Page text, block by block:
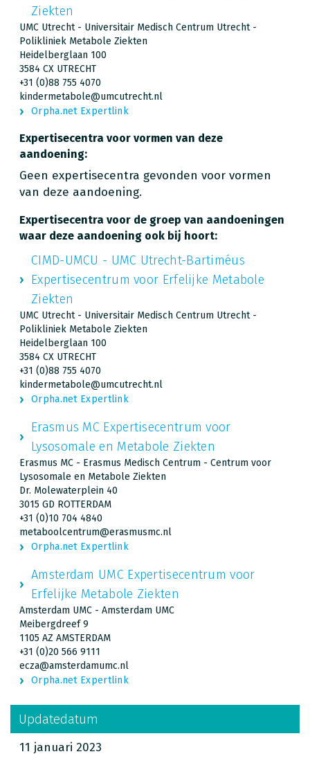
Ziekten
UMC Utrecht - Universitair Medisch Centrum Utrecht -
Polikliniek Metabole Ziekten
Heidelberglaan 100
3584 CX UTRECHT
+31 (0)88 755 4070
kindermetabole@umcutrecht.nl
Orpha.net Expertlink
Expertisecentra voor vormen van deze
aandoening:
Geen expertisecentra gevonden voor vormen
van deze aandoening.
Expertisecentra voor de groep van aandoeningen
waar deze aandoening ook bij hoort:
CIMD-UMCU - UMC Utrecht-Bartiméus
Expertisecentrum voor Erfelijke Metabole
Ziekten
UMC Utrecht - Universitair Medisch Centrum Utrecht -
Polikliniek Metabole Ziekten
Heidelberglaan 100
3584 CX UTRECHT
+31 (0)88 755 4070
kindermetabole@umcutrecht.nl
Orpha.net Expertlink
Erasmus MC Expertisecentrum voor
Lysosomale en Metabole Ziekten
Erasmus MC - Erasmus Medisch Centrum - Centrum voor
Lysosomale en Metabole Ziekten
Dr. Molewaterplein 40
3015 GD ROTTERDAM
+31 (0)10 704 4840
metaboolcentrum@erasmusmc.nl
Orpha.net Expertlink
Amsterdam UMC Expertisecentrum voor
Erfelijke Metabole Ziekten
Amsterdam UMC - Amsterdam UMC
Meibergdreef 9
1105 AZ AMSTERDAM
+31 (0)20 566 9111
ecza@amsterdamumc.nl
Orpha.net Expertlink
Updatedatum
11 januari 2023